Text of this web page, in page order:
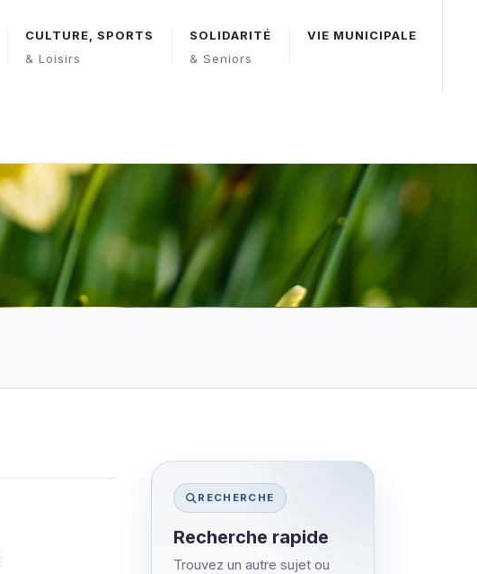
CULTURE, SPORTS
& Loisirs
SOLIDARITÉ
& Seniors
VIE MUNICIPALE
RECHERCHE
Recherche rapide
Trouvez un autre sujet ou